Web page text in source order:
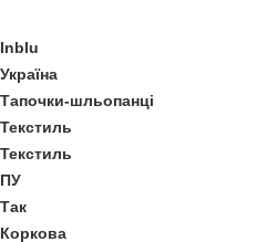
Inblu
Україна
Тапочки-шльопанці
Текстиль
Текстиль
ПУ
Так
Коркова